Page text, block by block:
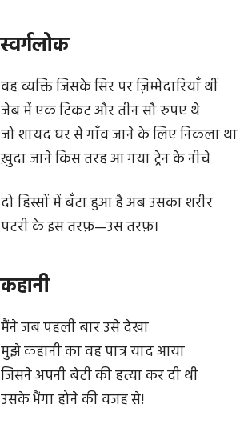
स्वर्गलोक
वह व्यक्ति जिसके सिर पर ज़िम्मेदारियाँ थीं
जेब में एक टिकट और तीन सौ रुपए थे
जो शायद घर से गाँव जाने के लिए निकला था
ख़ुदा जाने किस तरह आ गया ट्रेन के नीचे
दो हिस्सों में बँटा हुआ है अब उसका शरीर
पटरी के इस तरफ़—उस तरफ़।
कहानी
मैंने जब पहली बार उसे देखा
मुझे कहानी का वह पात्र याद आया
जिसने अपनी बेटी की हत्या कर दी थी
उसके भैंगा होने की वजह से!